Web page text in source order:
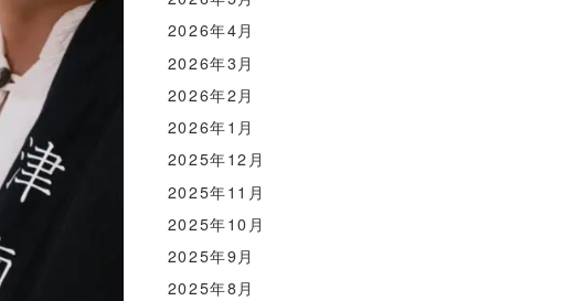
2026年4月
2026年3月
2026年2月
2026年1月
2025年12月
2025年11月
2025年10月
2025年9月
2025年8月